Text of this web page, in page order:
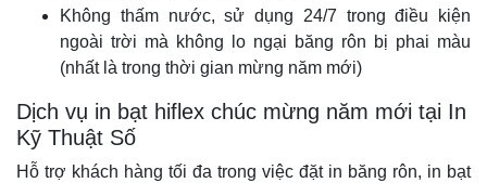
Không thấm nước, sử dụng 24/7 trong điều kiện
ngoài trời mà không lo ngại băng rôn bị phai màu
(nhất là trong thời gian mừng năm mới)
Dịch vụ in bạt hiflex chúc mừng năm mới tại In
Kỹ Thuật Số
Hỗ trợ khách hàng tối đa trong việc đặt in băng rôn, in bạt